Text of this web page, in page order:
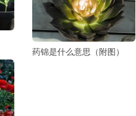
药锦是什么意思（附图）